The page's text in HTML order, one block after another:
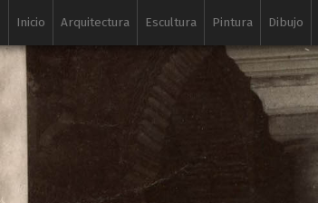
Inicio Arquitectura Escultura Pintura Dibujo